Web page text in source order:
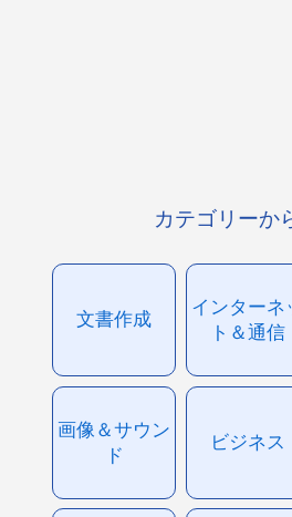
カテゴリーか
文書作成
インターネ
ト＆通信
画像＆サウン
ド
ビジネス